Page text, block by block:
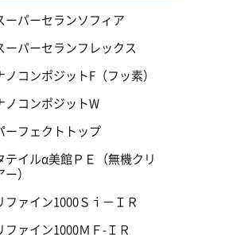
ーパーセランソフィア
ーパーセランフレックス
ノコンポジットF（フッ素）
ノコンポジットW
ーフェクトトップ
テイルα美館ＰＥ（無機クリ
ー）
ファイン1000Ｓｉ－ＩＲ
ファイン1000ＭＦ-ＩＲ